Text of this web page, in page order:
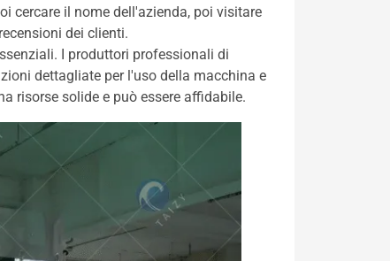
cercare il nome dell'azienda, poi visitare
dei clienti.
I produttori professionali di
dettagliate per l'uso della macchina e
risorse solide e può essere affidabile.